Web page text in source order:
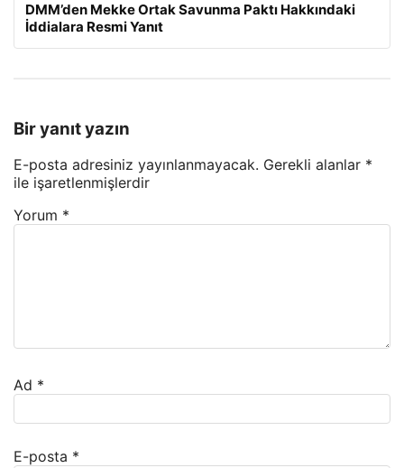
DMM’den Mekke Ortak Savunma Paktı Hakkındaki
İddialara Resmi Yanıt
Bir yanıt yazın
E-posta adresiniz yayınlanmayacak. Gerekli alanlar *
ile işaretlenmişlerdir
Yorum *
Ad *
E-posta *